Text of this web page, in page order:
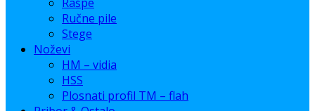
Ručne pile
Stege
Noževi
HM – vidia
HSS
Plosnati profil TM – flah